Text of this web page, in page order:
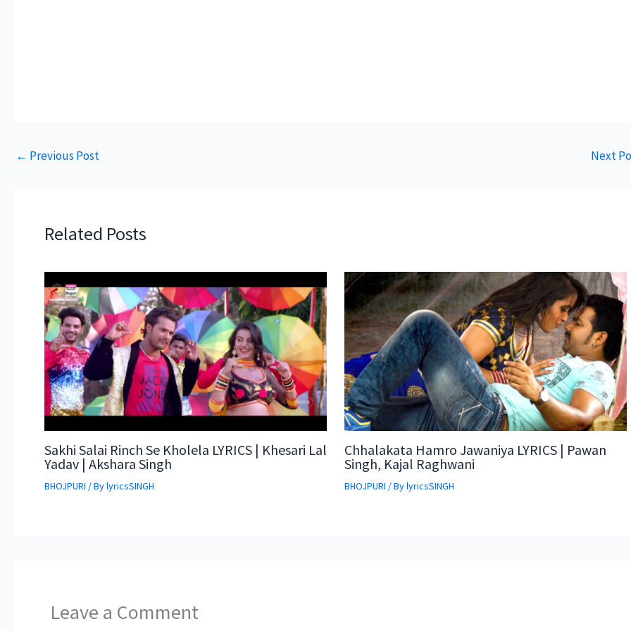
← Previous Post Next
Related Posts
Sakhi Salai Rinch Se Kholela LYRICS | Khesari Lal
Yadav | Akshara Singh
BHOJPURI / BylyricsSINGH
Chhalakata Hamro Jawaniya LYRICS | Pawan
Singh, Kajal Raghwani
BHOJPURI / BylyricsSINGH
Leave a Comment